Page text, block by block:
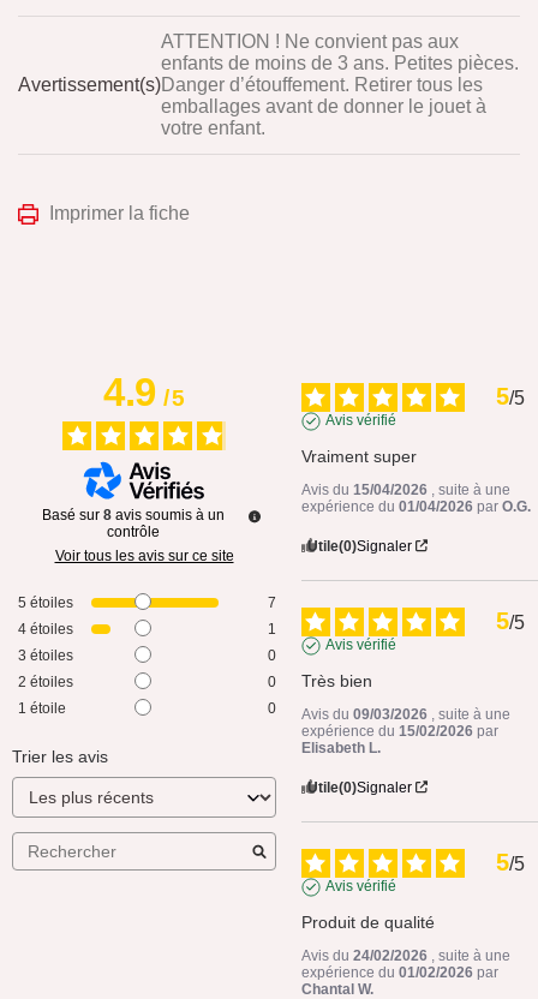
Avertissement(s)
ATTENTION ! Ne convient pas aux
enfants de moins de 3 ans. Petites pièces.
Danger d’étouffement. Retirer tous les
emballages avant de donner le jouet à
votre enfant.
Imprimer la fiche
4.9/5
Basé sur 8 avis soumis à un
contrôle
Voir tous les avis sur ce site
5 étoiles
7
4 étoiles
1
3 étoiles
0
2 étoiles
0
1 étoile 0
Trier les avis
5/5
Avis vérifié
Vraiment super
Avis du 15/04/2026
, suite à une
expérience du 01/04/2026 par O.G.
Utile(0)Signaler
5/5
Avis vérifié
Très bien
Avis du 09/03/2026
, suite à une
expérience du 15/02/2026 par
Elisabeth L.
Utile(0)Signaler
5/5
Avis vérifié
Produit de qualité
Avis du 24/02/2026
, suite à une
expérience du 01/02/2026 par
Chantal W.